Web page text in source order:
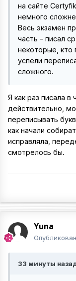
на сайте
немного
Весь экзамен
часть – писал
некоторые, кто
успели
сложного.
Я как раз писала в
действительно,
переписывать
как начали
исправляла,
смотрелось бы.
Yuna
33 минуты